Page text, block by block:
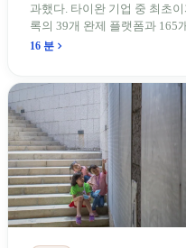
과했다. 타이완 기업 중 최초
록의 39개 완제 플랫폼과 165
과하다. 2026년 4월, 미국 양
를 드러낸다: 타이완의 진입
장벽을 낮춰야 한다는 점이다.
비행기를 만들어 온 한 회사가
계획을 세우고 있다.
16 분